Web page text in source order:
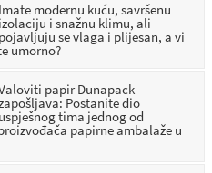
Imate modernu kuću, savršenu
izolaciju i snažnu klimu, ali
pojavljuju se vlaga i plijesan, a vi
umorno?
papir Dunapack
Postanite dio
uspješnog tima jednog od
papirne ambalaže u